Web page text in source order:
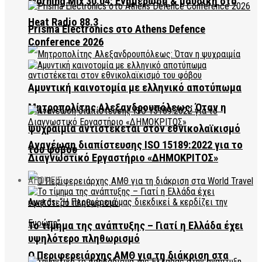
Heat Radio 88.3
Μητροπολίτης Αλεξανδρουπόλεως: Όταν η
ψυχραιμία αντιστέκεται στον εθνικολαϊκισμό
του φόβου
Ο Περιφερειάρχης ΑΜΘ για τη διάκριση στα
Prisma Electronics στο Athens Defence
Conference 2026
Αμυντική καινοτομία με ελληνικό αποτύπωμα
Ανανέωση διαπίστευσης ISO 15189:2022 για το
Διαγνωστικό Εργαστήριο «ΔΗΜΟΚΡΙΤΟΣ»
ΑΠΟΨΕΙΣ
Το τίμημα της ανάπτυξης – Γιατί η Ελλάδα έχει
υψηλότερο πληθωρισμό